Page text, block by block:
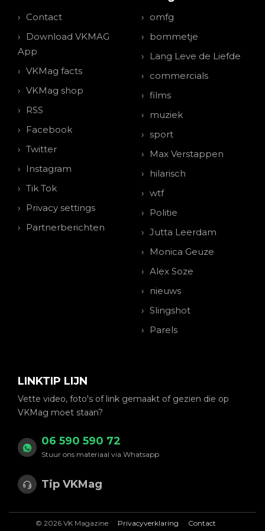
Contact
Download VKMAG
App
VKMag facts
VKMag shop
RSS
Facebook
Twitter
Instagram
Tik Tok
Privacy settings
Partnerberichten
omfg
bommetje
Lang Leve de Liefde
commercials
films
muziek
sport
Max Verstappen
hilarisch
wtf
Politie
Jutta Leerdam
Monica Geuze
Alex Soze
nieuws
Slingshot
Parels
LINKTIP LIJN
Vette video, foto's of link gemaakt of gezien die op
VKMag moet staan?
06 590 590 72
Stuur ons materiaal via Whatsapp
Tip VKMag
© 2026 VK Magazine Privacyverklaring
Contact